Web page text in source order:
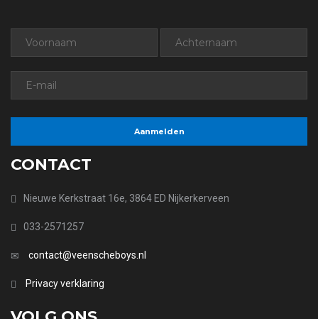
CONTACT
Nieuwe Kerkstraat 16e, 3864 ED Nijkerkerveen
033-2571257
contact@veenscheboys.nl
Privacy verklaring